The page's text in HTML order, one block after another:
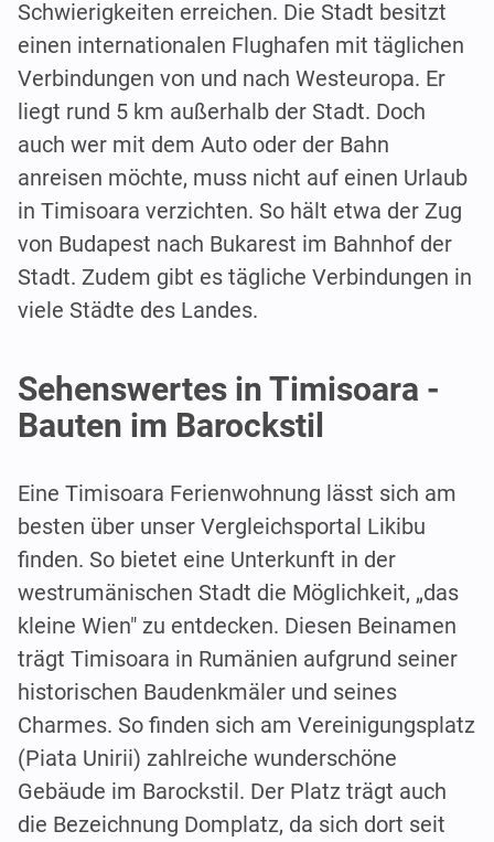
Schwierigkeiten erreichen. Die Stadt besitzt
einen internationalen Flughafen mit täglichen
Verbindungen von und nach Westeuropa. Er
liegt rund 5 km außerhalb der Stadt. Doch
auch wer mit dem Auto oder der Bahn
anreisen möchte, muss nicht auf einen Urlaub
in Timisoara verzichten. So hält etwa der Zug
von Budapest nach Bukarest im Bahnhof der
Stadt. Zudem gibt es tägliche Verbindungen in
viele Städte des Landes.
Sehenswertes in Timisoara -
Bauten im Barockstil
Eine Timisoara Ferienwohnung lässt sich am
besten über unser Vergleichsportal Likibu
finden. So bietet eine Unterkunft in der
westrumänischen Stadt die Möglichkeit, „das
kleine Wien" zu entdecken. Diesen Beinamen
trägt Timisoara in Rumänien aufgrund seiner
historischen Baudenkmäler und seines
Charmes. So finden sich am Vereinigungsplatz
(Piata Unirii) zahlreiche wunderschöne
Gebäude im Barockstil. Der Platz trägt auch
die Bezeichnung Domplatz, da sich dort seit